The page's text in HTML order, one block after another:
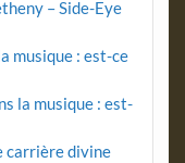
– Side-Eye
musique : est-ce
la musique : est-
carrière divine